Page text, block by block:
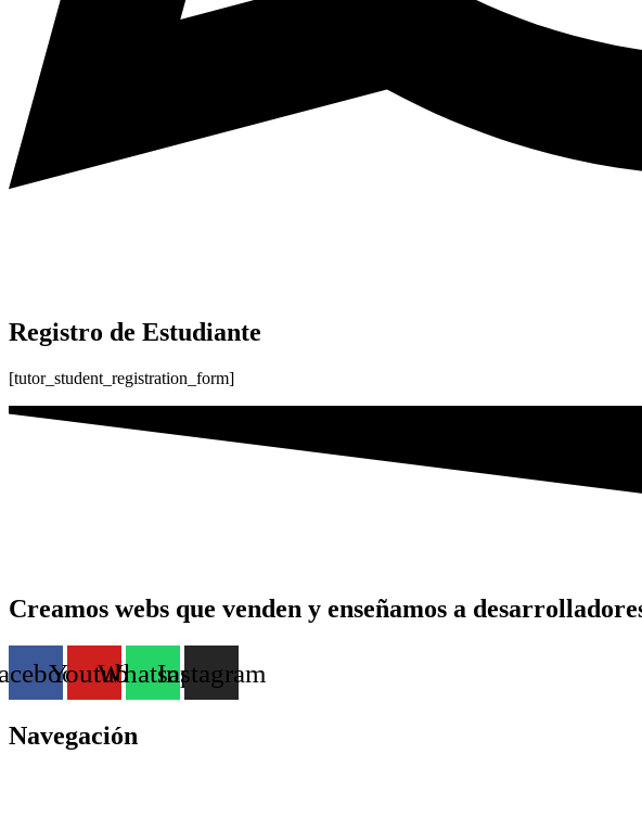
Registro de Estudiante
[tutor_student_registration_form]
Creamos webs que venden y enseñamos a
YoutubeWhatsappInstagram
Navegación